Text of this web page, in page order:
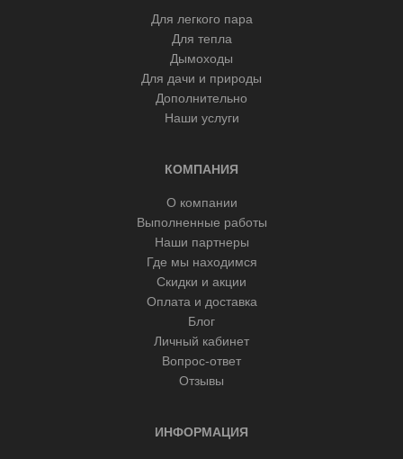
Для легкого пара
Для тепла
Дымоходы
Для дачи и природы
Дополнительно
Наши услуги
КОМПАНИЯ
О компании
Выполненные работы
Наши партнеры
Где мы находимся
Скидки и акции
Оплата и доставка
Блог
Личный кабинет
Вопрос-ответ
Отзывы
ИНФОРМАЦИЯ